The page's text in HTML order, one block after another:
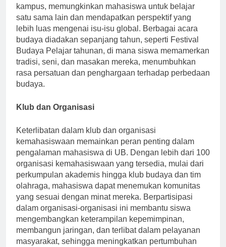
kampus, memungkinkan mahasiswa untuk belajar
satu sama lain dan mendapatkan perspektif yang
lebih luas mengenai isu-isu global. Berbagai acara
budaya diadakan sepanjang tahun, seperti Festival
Budaya Pelajar tahunan, di mana siswa memamerkan
tradisi, seni, dan masakan mereka, menumbuhkan
rasa persatuan dan penghargaan terhadap perbedaan
budaya.
Klub dan Organisasi
Keterlibatan dalam klub dan organisasi
kemahasiswaan memainkan peran penting dalam
pengalaman mahasiswa di UB. Dengan lebih dari 100
organisasi kemahasiswaan yang tersedia, mulai dari
perkumpulan akademis hingga klub budaya dan tim
olahraga, mahasiswa dapat menemukan komunitas
yang sesuai dengan minat mereka. Berpartisipasi
dalam organisasi-organisasi ini membantu siswa
mengembangkan keterampilan kepemimpinan,
membangun jaringan, dan terlibat dalam pelayanan
masyarakat, sehingga meningkatkan pertumbuhan